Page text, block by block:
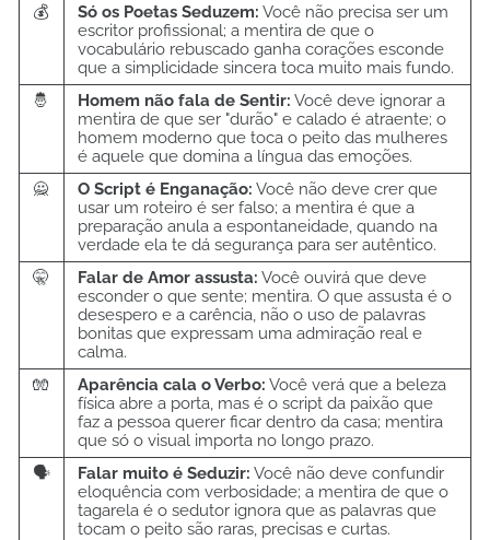
💰
Só os Poetas Seduzem: Você não precisa ser um
escritor profissional; a mentira de que o
vocabulário rebuscado ganha corações esconde
que a simplicidade sincera toca muito mais fundo.
🤴
Homem não fala de Sentir: Você deve ignorar a
mentira de que ser "durão" e calado é atraente; o
homem moderno que toca o peito das mulheres
é aquele que domina a língua das emoções.
🙅
O Script é Enganação: Você não deve crer que
usar um roteiro é ser falso; a mentira é que a
preparação anula a espontaneidade, quando na
verdade ela te dá segurança para ser autêntico.
🤫
Falar de Amor assusta: Você ouvirá que deve
esconder o que sente; mentira. O que assusta é o
desespero e a carência, não o uso de palavras
bonitas que expressam uma admiração real e
calma.
🧤
Aparência cala o Verbo: Você verá que a beleza
física abre a porta, mas é o script da paixão que
faz a pessoa querer ficar dentro da casa; mentira
que só o visual importa no longo prazo.
🗣️
Falar muito é Seduzir: Você não deve confundir
eloquência com verbosidade; a mentira de que o
tagarela é o sedutor ignora que as palavras que
tocam o peito são raras, precisas e curtas.